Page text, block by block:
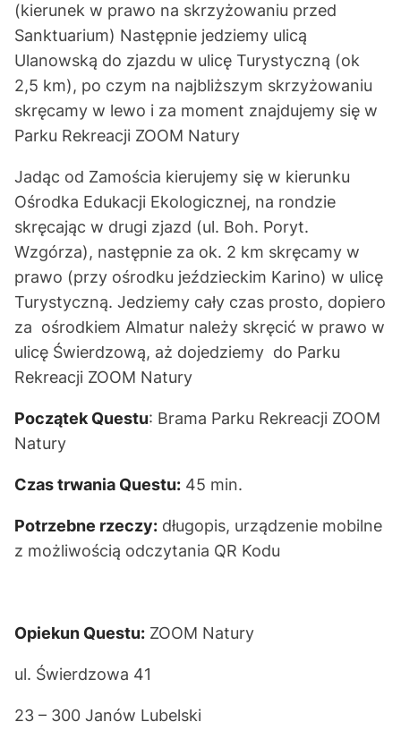
(kierunek w prawo na skrzyżowaniu przed
Sanktuarium) Następnie jedziemy ulicą
Ulanowską do zjazdu w ulicę Turystyczną (ok
2,5 km), po czym na najbliższym skrzyżowaniu
skręcamy w lewo i za moment znajdujemy się w
Parku Rekreacji ZOOM Natury
Jadąc od Zamościa kierujemy się w kierunku
Ośrodka Edukacji Ekologicznej, na rondzie
skręcając w drugi zjazd (ul. Boh. Poryt.
Wzgórza), następnie za ok. 2 km skręcamy w
prawo (przy ośrodku jeździeckim Karino) w ulicę
Turystyczną. Jedziemy cały czas prosto, dopiero
za ośrodkiem Almatur należy skręcić w prawo w
ulicę Świerdzową, aż dojedziemy do Parku
Rekreacji ZOOM Natury
Początek Questu: Brama Parku Rekreacji ZOOM
Natury
Czas trwania Questu: 45 min.
Potrzebne rzeczy: długopis, urządzenie mobilne
z możliwością odczytania QR Kodu
Opiekun Questu: ZOOM Natury
ul. Świerdzowa 41
23 – 300 Janów Lubelski